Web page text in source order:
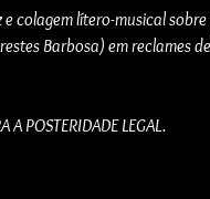
e colagem lítero-musical
Barbosa) em reclames
POSTERIDADE LEGAL.